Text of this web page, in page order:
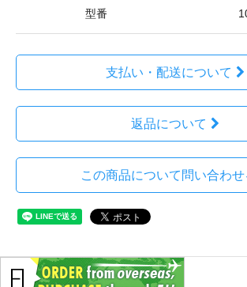
型番
支払い・配送について
返品について
この商品について問い合わせ